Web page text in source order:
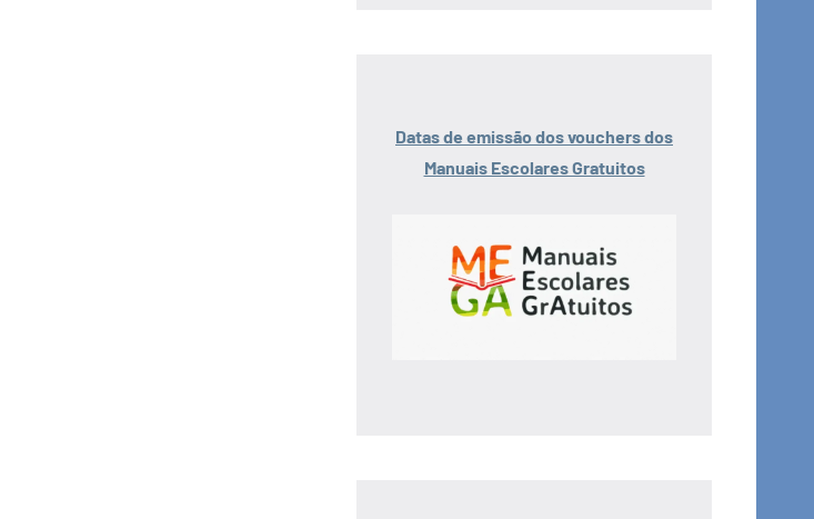
Datas de emissão dos vouchers dos
Manuais Escolares Gratuitos